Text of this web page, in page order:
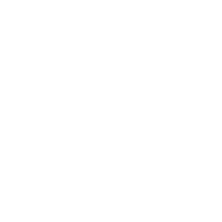
(? 75
(22). В
и 8
с
как
не
(р <
в плазме
51
влияние